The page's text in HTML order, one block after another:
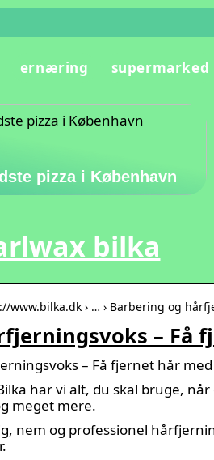
ernæring supermarked
pizza i København
bilka
www.bilka.dk › … › Barbering og
– Få
– Få fjernet hår
har vi alt, du skal bruge,
meget mere.
nem og professionel